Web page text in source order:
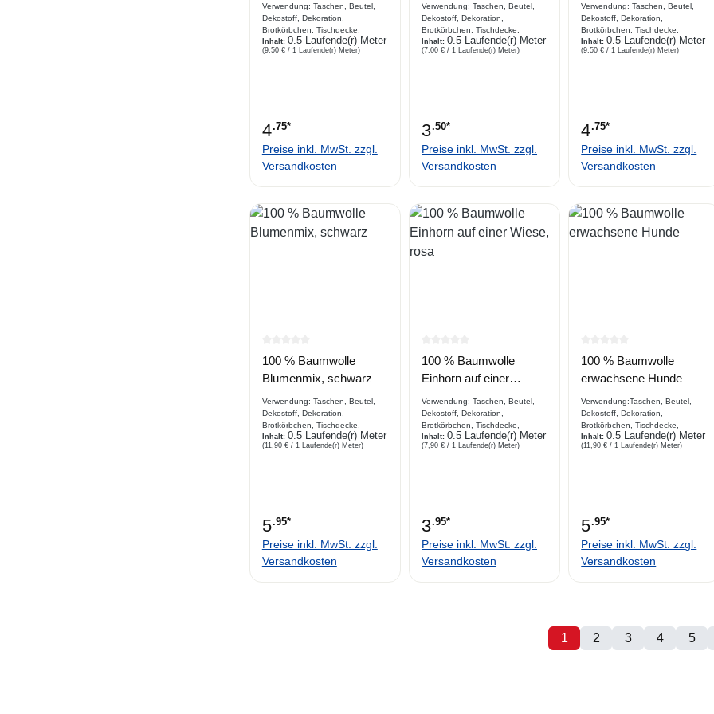
Verwendung: Taschen, Beutel,
Dekostoff, Dekoration,
Brotkörbchen, Tischdecke,
Kombiartikel, Basteln
Beschreibung Webware in pink
sonstiges : 19716 & 19717
Inhalt: 0.5 Laufende(r) Meter
(9,50 € / 1 Laufende(r) Meter)
4.75*
Preise inkl. MwSt. zzgl.
Versandkosten
Verwendung: Taschen, Beutel,
Dekostoff, Dekoration,
Brotkörbchen, Tischdecke,
Kombiartikel, Basteln
Beschreibung Webware aus
Inhalt:0.5 Laufende(r) Meter
(7,00 € / 1 Laufende(r) Meter)
3.50*
Preise inkl. MwSt. zzgl.
Versandkosten
Verwendung: Taschen, Beutel,
Dekostoff, Dekoration,
Brotkörbchen, Tischdecke,
Kombiartikel, Basteln
Beschreibung Webware in türkis
19716 ;Rubrik Webstoff Tiere :
19715
Inhalt:0.5 Laufende(r) Meter
(9,50 € / 1 Laufende(r) Meter)
4.75*
Preise inkl. MwSt. zzgl.
Versandkosten
Durchschnittliche Bewertung von 0 von 5 Sternen
100 % Baumwolle
Blumenmix, schwarz
Verwendung: Taschen, Beutel,
Dekostoff, Dekoration,
Brotkörbchen, Tischdecke,
Kombiartikel, Basteln, Kinderstoff,
Patchwork Arbeiten Beschreibung
Inhalt: 0.5 Laufende(r) Meter
(11,90 € / 1 Laufende(r) Meter)
5.95*
Preise inkl. MwSt. zzgl.
Versandkosten
Durchschnittliche Bewertung von 0 von 5 Sternen
100 % Baumwolle
Einhorn auf einer
Wiese, rosa
Verwendung: Taschen, Beutel,
Dekostoff, Dekoration,
Brotkörbchen, Tischdecke,
Kombiartikel, Basteln, Kinderstoff
Beschreibung Webware aus
Inhalt:0.5 Laufende(r) Meter
(7,90 € / 1 Laufende(r) Meter)
3.95*
Preise inkl. MwSt. zzgl.
Versandkosten
Durchschnittliche
100 % Baumwolle
erwachsene Hunde
Verwendung:Taschen, Beutel,
Dekostoff, Dekoration,
Brotkörbchen, Tischdecke,
Kombiartikel, Basteln, Kinderstoff,
Patchwork
Inhalt:0.5 Laufende(r) Meter
(11,90 € / 1 Laufende(r) Meter)
5.95*
Preise inkl. MwSt. zzgl.
Versandkosten
Seite
1 Seite
2 Seite
3 Seite
4 Seite
5